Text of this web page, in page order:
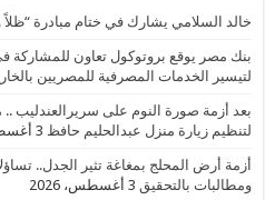
خالد السلامي يشارك في ختام مبادرة “ظلاً
بنك مصر يوقع بروتوكول تعاون للمشاركة
لتيسير الخدمات المصرفية للمصريين
بعد أزمة صورة النوم على
لتنظيم زيارة منزل عبدالحليم حافظ 3 أغسطس، 2026
أزمة أرض المحلج بمغاغة تثير الجدل..
ومطالبات بالتحقيق 3 أغسطس، 2026